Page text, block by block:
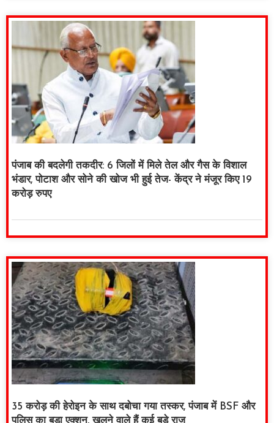
पंजाब की बदलेगी तकदीर: 6 जिलों में मिले तेल और गैस के विशाल
भंडार, पोटाश और सोने की खोज भी हुई तेज- केंद्र ने मंजूर किए 19
करोड़ रुपए
35 करोड़ की हेरोइन के साथ दबोचा गया तस्कर, पंजाब में BSF और